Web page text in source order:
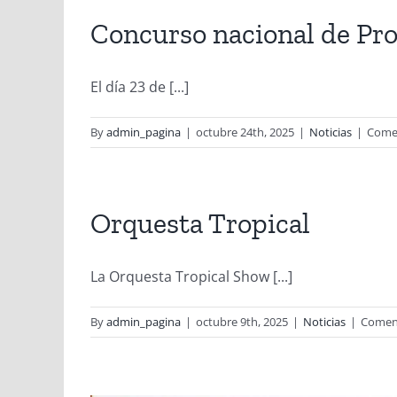
Concurso nacional de
El día 23 de [...]
Byadmin_pagina | octubre 24th, 2025 | Noticias |
Orquesta Tropical
La Orquesta Tropical Show [...]
Byadmin_pagina | octubre 9th, 2025 | Noticias |